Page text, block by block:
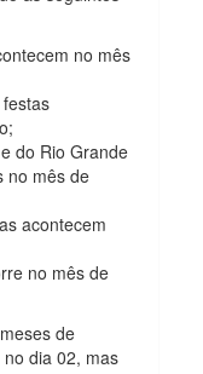
no mês
do Rio Grande
no mês de
acontecem
no mês de
de
dia 02, mas